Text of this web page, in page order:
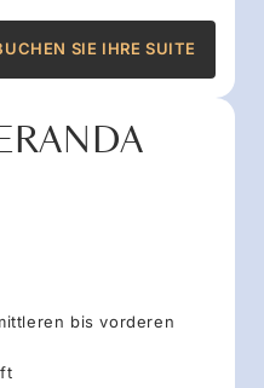
SIE IHRE SUITE
bis vorderen